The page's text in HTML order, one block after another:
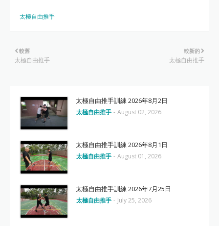
太極自由推手
較新的
太極自由推手
較舊
太極自由推手
太極自由推手訓練 2026年8月2日
太極自由推手 - August 02, 2026
太極自由推手訓練 2026年8月1日
太極自由推手 - August 01, 2026
太極自由推手訓練 2026年7月25日
太極自由推手 - July 25, 2026